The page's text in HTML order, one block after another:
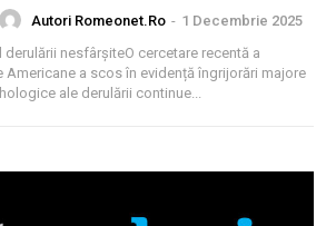
Autori Romeonet.ro - 1 Decembrie 2025
nesfârșiteO cercetare recentă a
a scos în evidență îngrijorări majore
ale derulării continue...